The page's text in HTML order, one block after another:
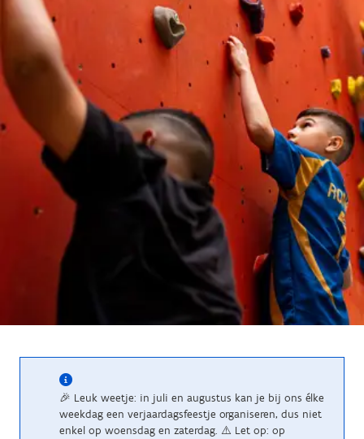
🎉 Leuk weetje: in juli en augustus kan je bij ons élke
weekdag een verjaardagsfeestje organiseren, dus niet
enkel op woensdag en zaterdag. ⚠️ Let op: op